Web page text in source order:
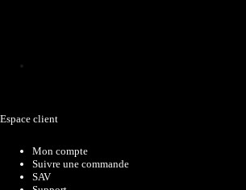
Espace client
Mon compte
Suivre une commande
SAV